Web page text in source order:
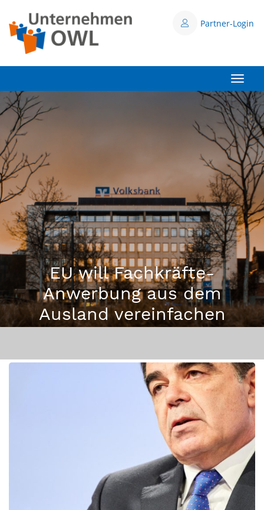
Partner-Login
EU will Fachkräfte-
Anwerbung aus dem
Ausland vereinfachen